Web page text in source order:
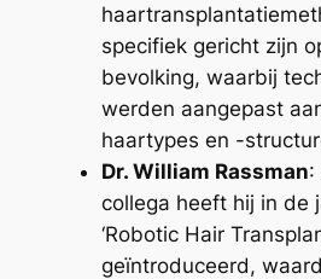
specifiek gericht zijn
bevolking, waarbij
werden aangepast
haartypes en -
Dr. William Rassman:
collega heeft hij in de
‘Robotic Hair
geïntroduceerd,